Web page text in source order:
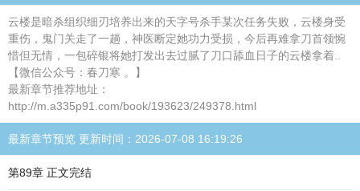
云楼是暗杀组织细刃培养出来的天字号杀手某次任务失败，云楼身受
重伤，鬼门关走了一趟，神医断定她功力受损，今后再难拿刀首领惋
惜但无情，一包碎银将她打发出去过腻了刀口舔血日子的云楼拿着..
【微信公众号：春刀寒 。】
最新章节推荐地址：
http://m.a335p91.com/book/193623/249378.html
最新章节预览 更新时间：2026-07-08 16:19:26
第89章 正文完结